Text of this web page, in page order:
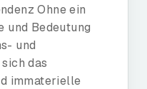
Ohne ein
und Bedeutung
und
das
immaterielle